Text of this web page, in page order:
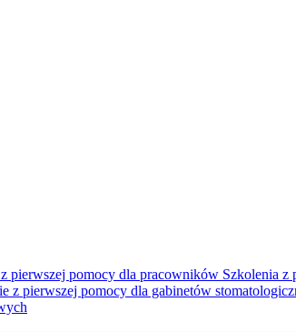
pierwszej pomocy dla pracowników Szkolenia z
z pierwszej pomocy dla gabinetów